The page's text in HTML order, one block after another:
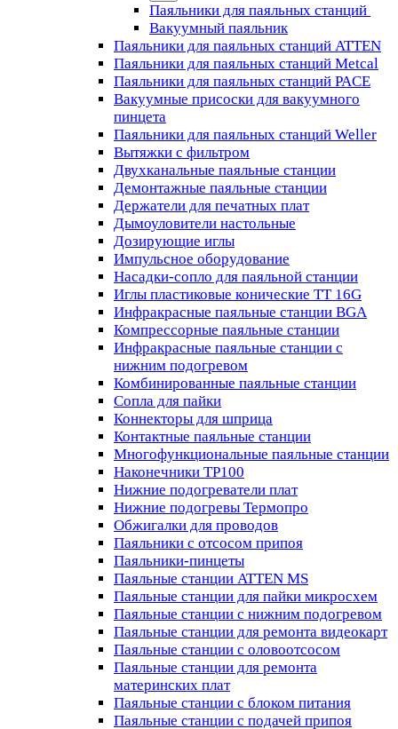
Паяльники для паяльных станций
Вакуумный паяльник
Паяльники для паяльных станций ATTEN
Паяльники для паяльных станций Metcal
Паяльники для паяльных станций PACE
Вакуумные присоски для вакуумного
пинцета
Паяльники для паяльных станций Weller
Вытяжки с фильтром
Двухканальные паяльные станции
Демонтажные паяльные станции
Держатели для печатных плат
Дымоуловители настольные
Дозирующие иглы
Импульсное оборудование
Насадки-сопло для паяльной станции
Иглы пластиковые конические TT 16G
Инфракрасные паяльные станции BGA
Компрессорные паяльные станции
Инфракрасные паяльные станции с
нижним подогревом
Комбинированные паяльные станции
Сопла для пайки
Коннекторы для шприца
Контактные паяльные станции
Многофункциональные паяльные станции
Наконечники TP100
Нижние подогреватели плат
Нижние подогревы Термопро
Обжигалки для проводов
Паяльники с отсосом припоя
Паяльники-пинцеты
Паяльные станции ATTEN MS
Паяльные станции для пайки микросхем
Паяльные станции с нижним подогревом
Паяльные станции для ремонта видеокарт
Паяльные станции с оловоотсосом
Паяльные станции для ремонта
материнских плат
Паяльные станции с блоком питания
Паяльные станции с подачей припоя